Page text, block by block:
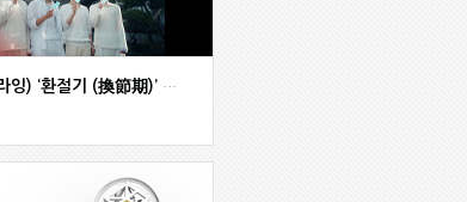
N.Flying (엔플라잉) ‘환절기 (換節期)’ MV